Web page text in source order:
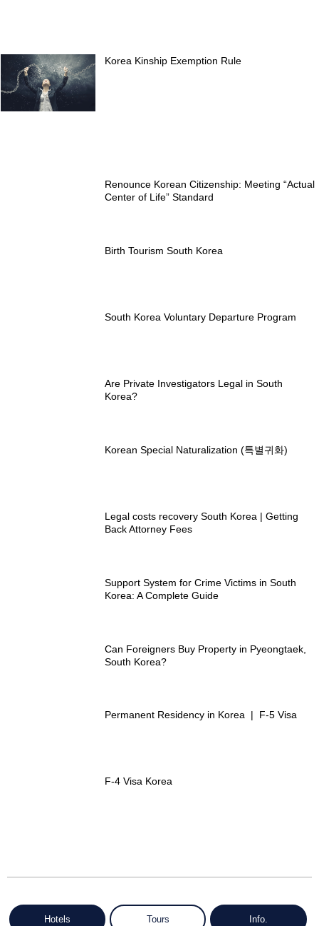
Korea Kinship Exemption Rule
Renounce Korean Citizenship: Meeting “Actual
Center of Life” Standard
Birth Tourism South Korea
South Korea Voluntary Departure Program
Are Private Investigators Legal in South
Korea?
Korean Special Naturalization (특별귀화)
Legal costs recovery South Korea | Getting
Back Attorney Fees
Support System for Crime Victims in South
Korea: A Complete Guide
Can Foreigners Buy Property in Pyeongtaek,
South Korea?
Permanent Residency in Korea | F-5 Visa
F-4 Visa Korea
Hotels Tours Info.